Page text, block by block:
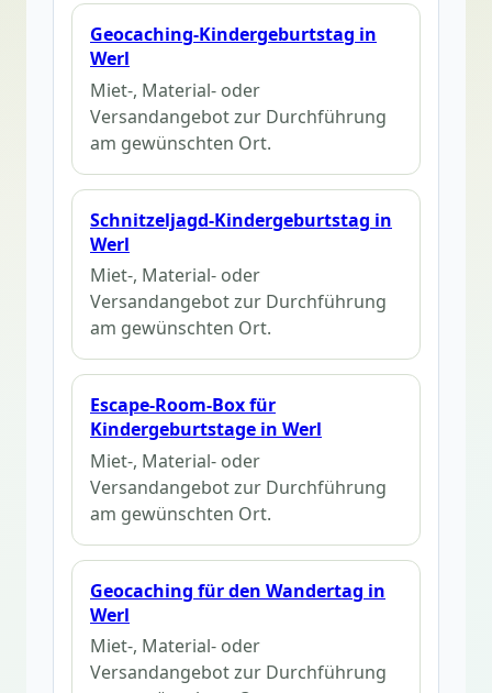
Geocaching-Kindergeburtstag in
Werl
Miet-, Material- oder
Versandangebot zur Durchführung
am gewünschten Ort.
Schnitzeljagd-Kindergeburtstag in
Werl
Miet-, Material- oder
Versandangebot zur Durchführung
am gewünschten Ort.
Escape-Room-Box für
Kindergeburtstage in Werl
Miet-, Material- oder
Versandangebot zur Durchführung
am gewünschten Ort.
Geocaching für den Wandertag in
Werl
Miet-, Material- oder
Versandangebot zur Durchführung